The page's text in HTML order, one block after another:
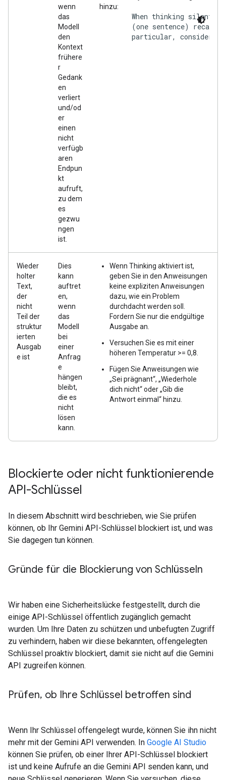
wenn
das
Modell
den
Kontext
frühere
r
Gedank
en
verliert
und/od
er
einen
nicht
verfügb
aren
Endpun
kt
aufruft,
zu dem
es
gezwu
ngen
ist.
hinzu:
When thinking
(one sentence) recap
particular, consider
Wieder
holter
Text,
der
nicht
Teil der
struktur
ierten
Ausgab
e ist
Dies
kann
auftret
en,
wenn
das
Modell
bei
einer
Anfrag
e
hängen
bleibt,
die es
nicht
lösen
kann.
Wenn Thinking aktiviert ist,
geben Sie in den Anweisungen
keine expliziten Anweisungen
dazu, wie ein Problem
durchdacht werden soll.
Fordern Sie nur die endgültige
Ausgabe an.
Versuchen Sie es mit einer
höheren Temperatur >= 0,8.
Fügen Sie Anweisungen wie
„Sei prägnant“, „Wiederhole
dich nicht“ oder „Gib die
Antwort einmal“ hinzu.
Blockierte oder nicht funktionierende
API-Schlüssel
In diesem Abschnitt wird beschrieben, wie Sie prüfen
können, ob Ihr Gemini API-Schlüssel blockiert ist, und was
Sie dagegen tun können.
Gründe für die Blockierung von Schlüsseln
Wir haben eine Sicherheitslücke festgestellt, durch die
einige API-Schlüssel öffentlich zugänglich gemacht
wurden. Um Ihre Daten zu schützen und unbefugten Zugriff
zu verhindern, haben wir diese bekannten, offengelegten
Schlüssel proaktiv blockiert, damit sie nicht auf die Gemini
API zugreifen können.
Prüfen, ob Ihre Schlüssel betroffen sind
Wenn Ihr Schlüssel offengelegt wurde, können Sie ihn nicht
mehr mit der Gemini API verwenden. In Google AI Studio
können Sie prüfen, ob einer Ihrer API-Schlüssel blockiert
ist und keine Aufrufe an die Gemini API senden kann, und